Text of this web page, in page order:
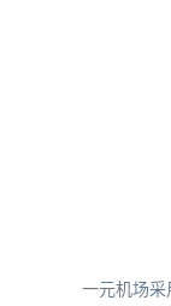
一元机场